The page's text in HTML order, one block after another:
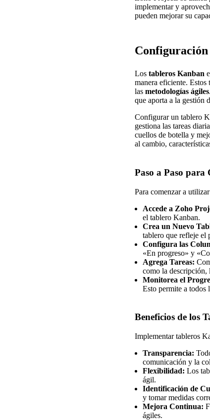
implementar y
pueden mejorar su
Configuración
Los tableros Kanban
manera eficiente. Estos
las metodologías ágiles
que aporta a la gestión
Configurar un tablero
gestiona las tareas
cuellos de botella y
al cambio,
Paso a Paso
Para comenzar a
Accede a Zoho
el tablero Kanban.
Crea un Nuevo
tablero que refleje el
Configura las
«En progreso» y
Agrega Tareas:
como la descripción,
Monitorea el
Esto permite a todos
Beneficios de los
Implementar tableros
Transparencia:
comunicación y la
Flexibilidad: Los
ágil.
Identificación de
y tomar medidas
Mejora Continua:
ágiles.